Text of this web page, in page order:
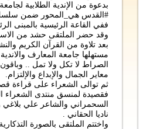
بدعوة من الإندية الطلابية
#القدس هي_المحور ضمن سلسلة
ففي القاعة الرئيسية بالمبنى
وقد حضر الملتقى حشد من
بعد تلاوة من القرآن الكريم
مستهلها جامعة المعارف
الصراط لا تكل ولا تمل .. وباقون
معاير الجمال والإبداع والإلتزام.
ثم توالى الشعراء على قراءة
فقصيدة لمنسق منتدى الشعراء
السحمراني والشاعر علي
ناديا الحقاني .
واختتم الملتقى بالصورة